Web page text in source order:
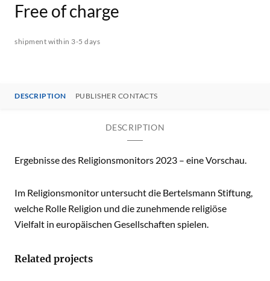
Free of charge
shipment within 3-5 days
DESCRIPTION PUBLISHER CONTACTS
DESCRIPTION
Ergebnisse des Religionsmonitors 2023 – eine Vorschau.
Im Religionsmonitor untersucht die Bertelsmann Stiftung,
welche Rolle Religion und die zunehmende religiöse
Vielfalt in europäischen Gesellschaften spielen.
Related projects